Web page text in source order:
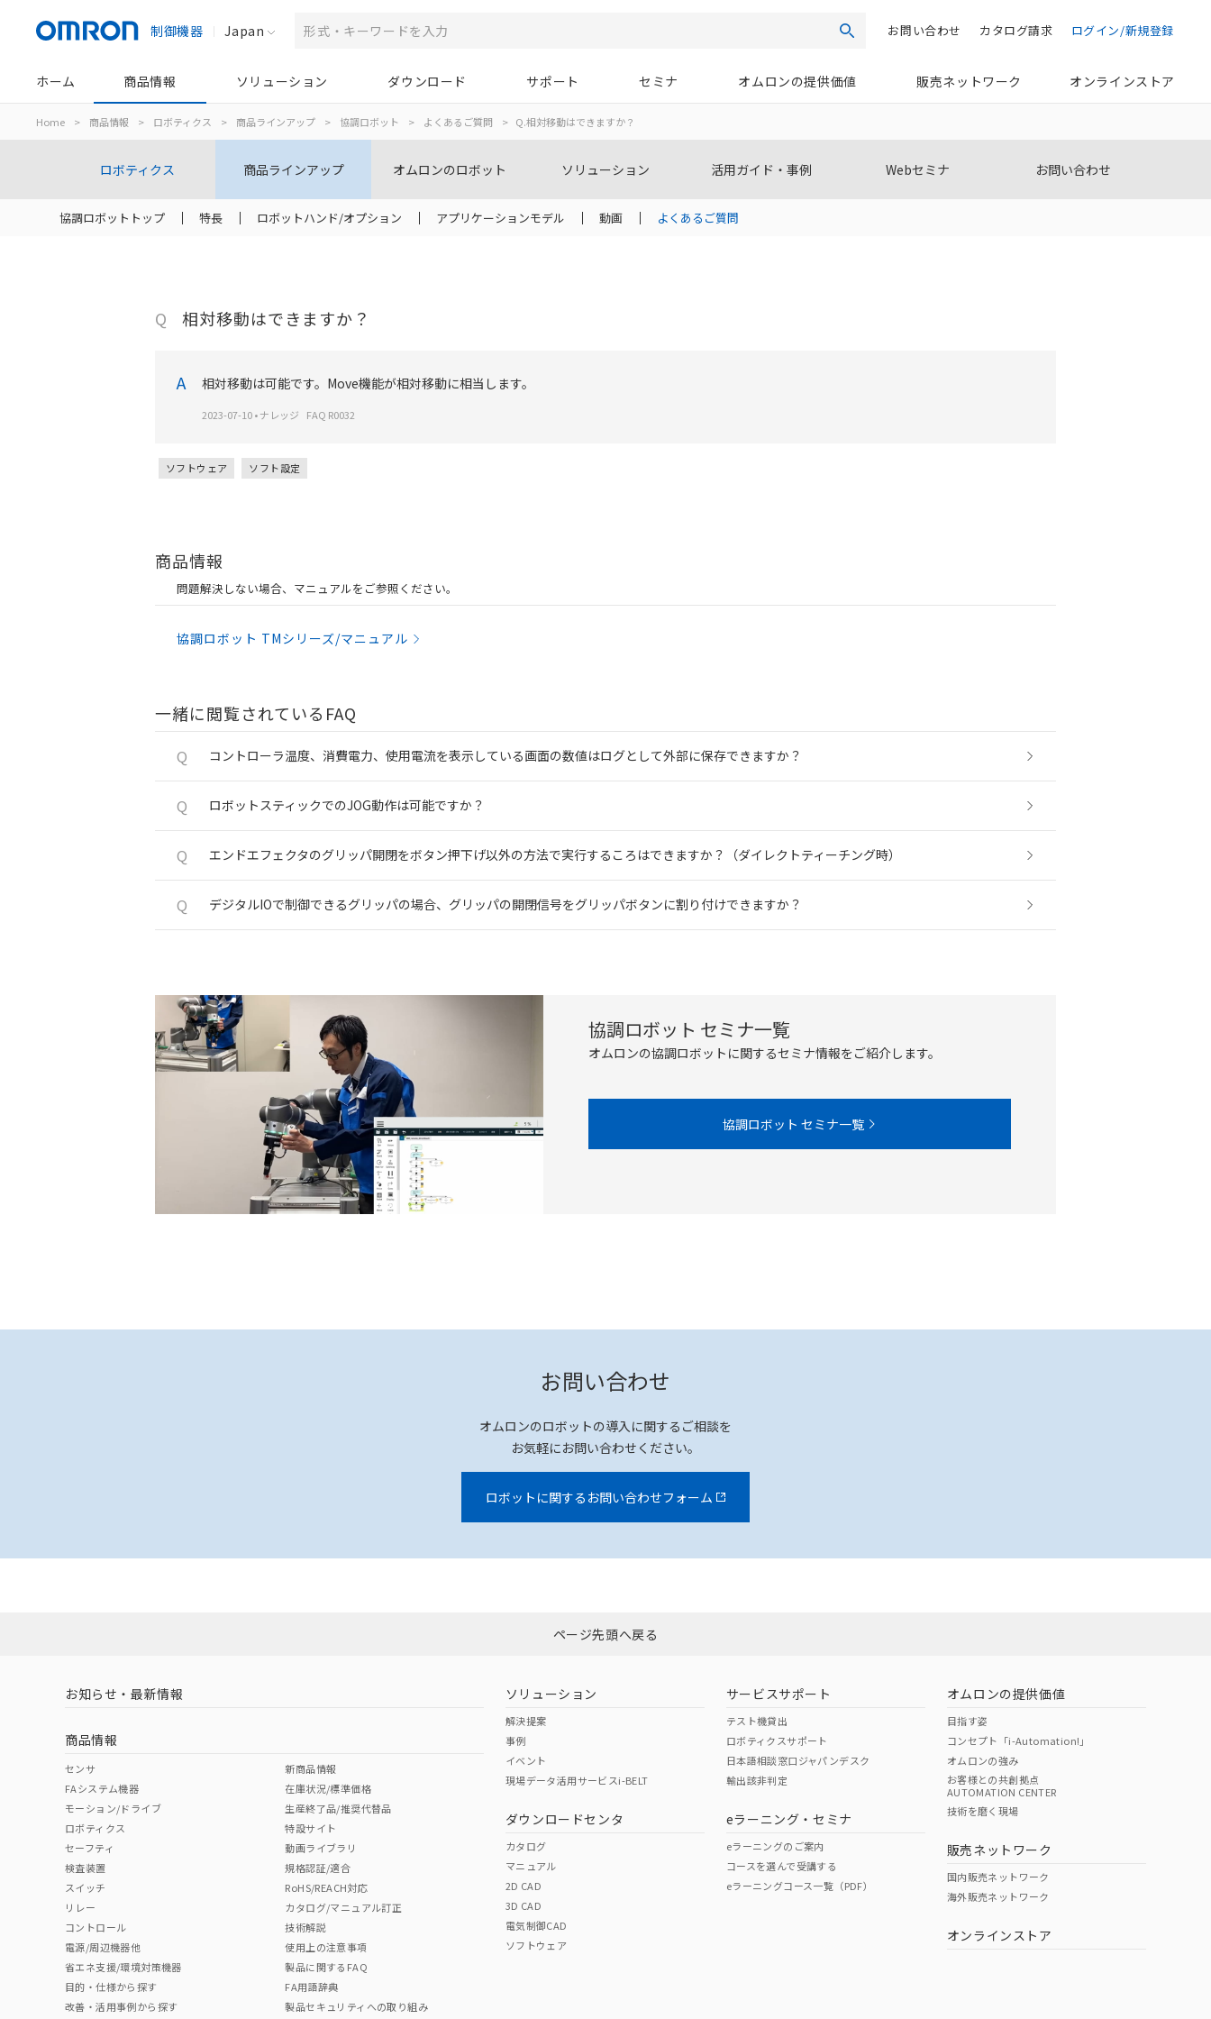
制御機器 Japan 検索 ログイン/新規登録
カタログ請求
お問い合わせ
ホーム 商品情報 ソリューション ダウンロード サポート セミナ オムロンの提供価値 販売ネットワーク オンラインストア
Home > 商品情報 > ロボティクス > 商品ラインアップ > 協調ロボット > よくあるご質問 > Q.相対移動はできますか？
ロボティクス 商品ラインアップ オムロンのロボット ソリューション 活用ガイド・事例 Webセミナ お問い合わせ
協調ロボットトップ 特長 ロボットハンド/オプション アプリケーションモデル 動画 よくあるご質問
Q 相対移動はできますか？
A 相対移動は可能です。Move機能が相対移動に相当します。
2023-07-10•ナレッジ FAQ R0032
ソフトウェア ソフト設定
商品情報
問題解決しない場合、マニュアルをご参照ください。
協調ロボット TMシリーズ/マニュアル
一緒に閲覧されているFAQ
Q コントローラ温度、消費電力、使用電流を表示している画面の数値はログとして外部に保存できますか？
Q ロボットスティックでのJOG動作は可能ですか？
Q エンドエフェクタのグリッパ開閉をボタン押下げ以外の方法で実行するころはできますか？（ダイレクトティーチング時）
Q デジタルIOで制御できるグリッパの場合、グリッパの開閉信号をグリッパボタンに割り付けできますか？
協調ロボット セミナ一覧
オムロンの協調ロボットに関するセミナ情報をご紹介します。
協調ロボット セミナ一覧
お問い合わせ
オムロンのロボットの導入に関するご相談を
お気軽にお問い合わせください。
ロボットに関するお問い合わせフォーム
ページ先頭へ戻る
お知らせ・最新情報
商品情報
センサ
FAシステム機器
モーション/ドライブ
ロボティクス
セーフティ
検査装置
スイッチ
リレー
コントロール
電源/周辺機器他
省エネ支援/環境対策機器
目的・仕様から探す
改善・活用事例から探す
新商品情報
在庫状況/標準価格
生産終了品/推奨代替品
特設サイト
動画ライブラリ
規格認証/適合
RoHS/REACH対応
カタログ/マニュアル訂正
技術解説
使用上の注意事項
製品に関するFAQ
FA用語辞典
製品セキュリティへの取り組み
ソリューション
解決提案
事例
イベント
現場データ活用サービスi-BELT
ダウンロードセンタ
カタログ
マニュアル
2D CAD
3D CAD
電気制御CAD
ソフトウェア
サービスサポート
テスト機貸出
ロボティクスサポート
日本語相談窓口ジャパンデスク
輸出該非判定
eラーニング・セミナ
eラーニングのご案内
コースを選んで受講する
eラーニングコース一覧（PDF）
オムロンの提供価値
目指す姿
コンセプト「i-Automation!」
オムロンの強み
お客様との共創拠点
AUTOMATION CENTER
技術を磨く現場
販売ネットワーク
国内販売ネットワーク
海外販売ネットワーク
オンラインストア